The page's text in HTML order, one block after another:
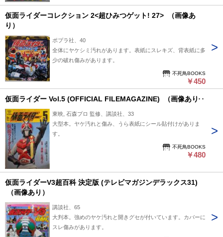
仮面ライダーコレクション 2<超ひみつゲット! 27> （画像あ
り）
ポプラ社、40
全体にヤケシミ汚れがあります。表紙にスレキズ、背表紙に多
少の破れ傷みがあります。
不死鳥BOOKS
￥450
仮面ライダー Vol.5 (OFFICIAL FILEMAGAZINE) （画像あり）
東映, 石森プロ 監修、講談社、33
大型本。ヤケ汚れと傷み、うら表紙にシール貼付けがありま
す。
不死鳥BOOKS
￥480
仮面ライダーV3超百科 決定版 (テレビマガジンデラックス31)
（画像あり）
講談社、65
大判本。強めのヤケ汚れと開きグセが付いています。カバーに
スレ傷みがあります。